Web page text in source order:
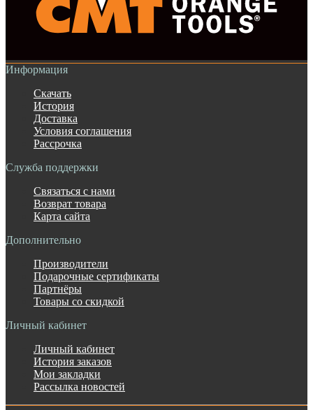
Информация
Скачать
История
Доставка
Условия соглашения
Рассрочка
Служба поддержки
Связаться с нами
Возврат товара
Карта сайта
Дополнительно
Производители
Подарочные сертификаты
Партнёры
Товары со скидкой
Личный кабинет
Личный кабинет
История заказов
Мои закладки
Рассылка новостей